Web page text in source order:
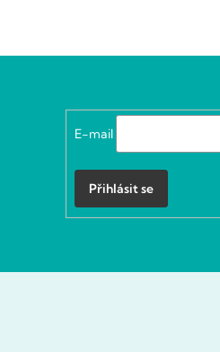
E-mail
Přihlásit se